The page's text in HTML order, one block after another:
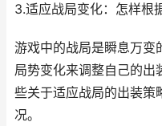
3.适应战局变化：怎样根
游戏中的战局是瞬息万变
局势变化来调整自己的出
些关于适应战局的出装策
况。